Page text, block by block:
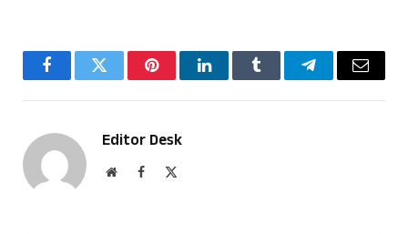
FacebookTwitter PinterestLinkedInTumblr TelegramEmail
Editor Desk
WebsiteFacebook